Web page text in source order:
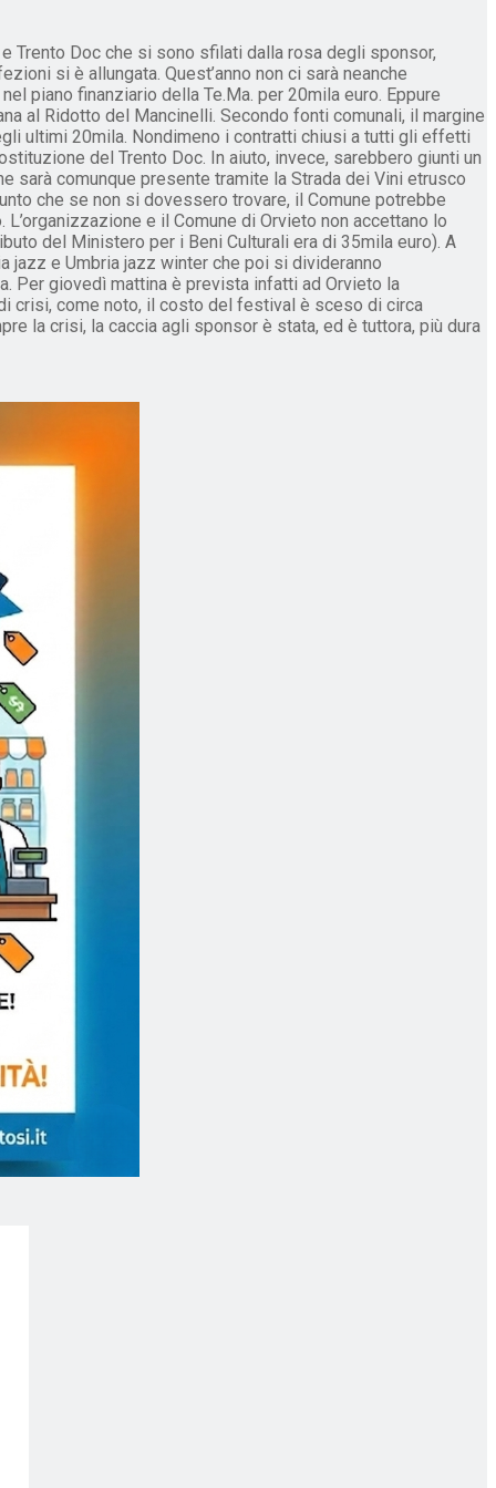
Trento Doc che si sono sfilati dalla rosa degli sponsor,
si è allungata. Quest’anno non ci sarà neanche
piano finanziario della Te.Ma. per 20mila euro. Eppure
al Ridotto del Mancinelli. Secondo fonti comunali, il margine
ultimi 20mila. Nondimeno i contratti chiusi a tutti gli effetti
del Trento Doc. In aiuto, invece, sarebbero giunti un
sarà comunque presente tramite la Strada dei Vini etrusco
che se non si dovessero trovare, il Comune potrebbe
e il Comune di Orvieto non accettano lo
del Ministero per i Beni Culturali era di 35mila euro). A
jazz e Umbria jazz winter che poi si divideranno
Per giovedì mattina è prevista infatti ad Orvieto la
crisi, come noto, il costo del festival è sceso di circa
la crisi, la caccia agli sponsor è stata, ed è tuttora, più dura